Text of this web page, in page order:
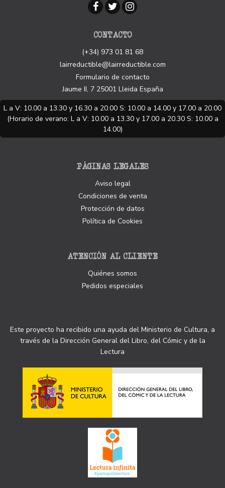
CONTACTO
(+34) 973 01 81 68
lairreductible@lairreductible.com
Formulario de contacto
Jaume II, 7 25001 Lleida España
L a V: 10.00 a 13.30 y 16.30 a 20.00 S: 10.00 a 14.00 y 17.00 a 20.00
(Horario de verano: L a V: 10.00 a 13.30 y 17.00 a 20.30 S: 10.00 a
14.00)
PÁGINAS LEGALES
Aviso legal
Condiciones de venta
Protección de datos
Política de Cookies
ATENCIÓN AL CLIENTE
Quiénes somos
Pedidos especiales
Este proyecto ha recibido una ayuda del Ministerio de Cultura, a
través de la Dirección General del Libro, del Cómic y de la
Lectura